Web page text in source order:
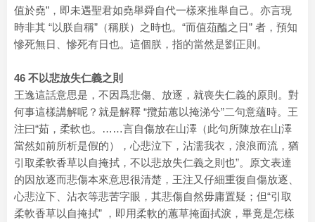
值於堯”，即未遇聖君如堯舉舜自代一樣來推舉自己。亦言現
時非其 “以朕自稱”（稱朕）之時也。“而值葅醢之日” 者，預知
慘死無日、慘死有日也。這個朕，指的當然是劉正則。
46 不以悲放失仁義之則
王逸這話意思是，不因爲悲傷、放逐，就喪失仁義的原則。對
何事這樣講解呢？就是解釋 “攬茹蕙以掩涕兮”二句意蘊時。王
注曰“茹，柔軟也。……言自傷放在山澤（此句所陳放在山澤
當然如前所析是假的），心悲泣下，沾濡我衣，浪浪而流，猶
引取柔軟香草以自掩拭，不以悲放失仁義之則也”。原文表達
的因放逐而悲傷本來意思很清楚，王注又仔細重復自傷放逐、
心悲泣下、沾衣等悲苦字眼，其悲傷自然毋庸置疑；但“引取
柔軟香草以自掩拭” ，即用柔軟的蕙草掩面拭淚，畢竟是怎樣